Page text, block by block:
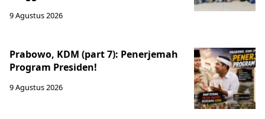
9 Agustus 2026
Prabowo, KDM (part 7): Penerjemah
Program Presiden!
9 Agustus 2026